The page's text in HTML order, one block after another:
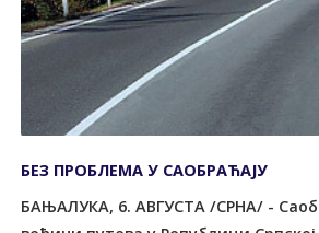
БЕЗ ПРОБЛЕМА У САОБРАЋАЈУ
БАЊАЛУКА, 6. АВГУСТА /СРНА/ -